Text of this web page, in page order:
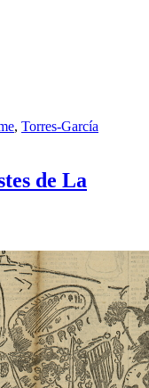
, Torres-García
de La